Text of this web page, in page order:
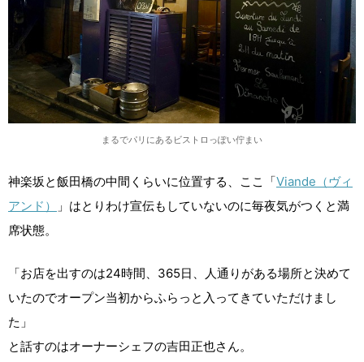
まるでパリにあるビストロっぽい佇まい
神楽坂と飯田橋の中間くらいに位置する、ここ「Viande（ヴィ
アンド）
」はとりわけ宣伝もしていないのに毎夜気がつくと満
席状態。
「お店を出すのは24時間、365日、人通りがある場所と決めて
いたのでオープン当初からふらっと入ってきていただけまし
た」
と話すのはオーナーシェフの吉田正也さん。